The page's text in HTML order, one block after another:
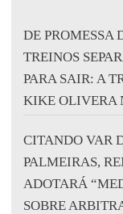
DE PROMESSA
TREINOS
PARA SAIR: A
KIKE OLIVERA
CITANDO VAR
PALMEIRAS,
ADOTARÁ
SOBRE